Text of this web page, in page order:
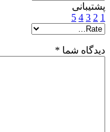
پشتیبانی
1
2
3
4
5
دیدگاه شما *